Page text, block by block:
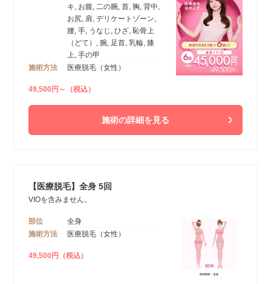
キ, お腹, 二の腕, 首, 胸, 背中,
お尻, 肩, デリケートゾーン,
腰, 手, うなじ, ひざ, 恥骨上
（どて）, 腕, 足首, 乳輪, 膝
上, 手の甲
施術方法
医療脱毛（女性）
49,500円～（税込）
施術の詳細を見る
【医療脱毛】全身 5回
VIOを含みません。
部位
全身
施術方法
医療脱毛（女性）
49,500円（税込）